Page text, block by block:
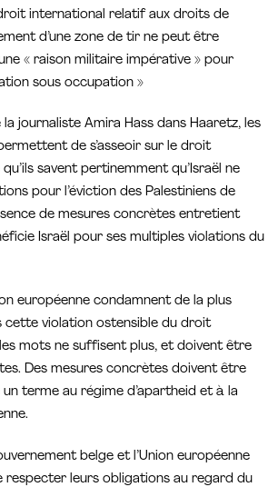
international relatif aux droits de
d’une zone de tir ne peut être
« raison militaire impérative » pour
sous occupation »
journaliste Amira Hass dans Haaretz, les
de s’asseoir sur le droit
savent pertinemment qu’Israël ne
pour l’éviction des Palestiniens de
de mesures concrètes entretient
Israël pour ses multiples violations du
européenne condamnent de la plus
cette violation ostensible du droit
mots ne suffisent plus, et doivent être
Des mesures concrètes doivent être
terme au régime d’apartheid et à la
belge et l’Union européenne
respecter leurs obligations au regard du